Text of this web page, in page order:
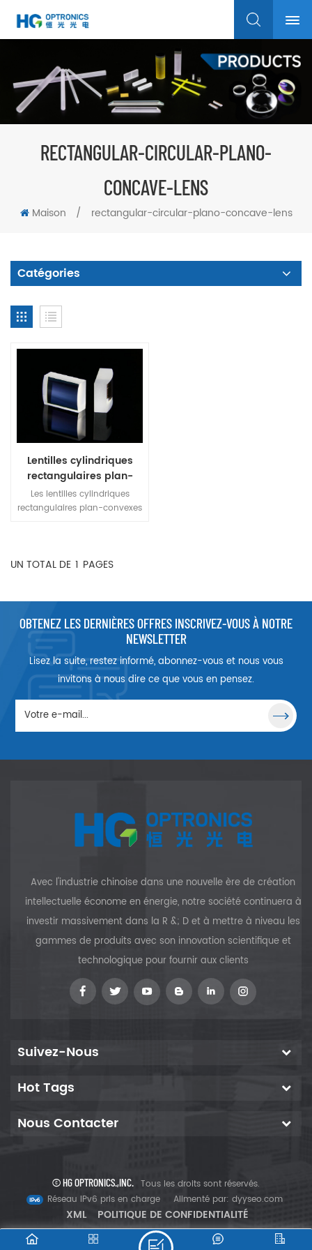
RECTANGULAR-CIRCULAR-PLANO-
CONCAVE-LENS
Maison / rectangular-circular-plano-concave-lens
Catégories
Lentilles cylindriques
rectangulaires plan-
convexes
Les lentilles cylindriques
rectangulaires plan-convexes
gamme d'applications. Ces
lentilles pour former des
systèmes d'imagerie
complexes.
UN TOTAL DE 1 PAGES
OBTENEZ LES DERNIÈRES OFFRES INSCRIVEZ-VOUS À NOTRE
NEWSLETTER
Lisez la suite, restez informé, abonnez-vous et nous vous
invitons à nous dire ce que vous en pensez.
Avec l'industrie chinoise dans une nouvelle ère de création
intellectuelle économe en énergie, notre société continuera à
investir massivement dans la R &; D et à mettre à niveau les
gammes de produits avec son innovation scientifique et
technologique pour fournir aux clients
Suivez-Nous
Hot Tags
Nous Contacter
© HG OPTRONICS.,INC. Tous les droits sont réservés.
Réseau IPv6 pris en charge
Alimenté par: dyyseo.com
XML POLITIQUE DE CONFIDENTIALITÉ